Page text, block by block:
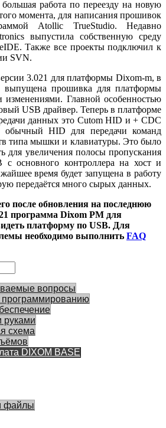
работа по переезду на новую
момента, для написания прошивок
Atollic TrueStudio. Недавно
выпустила собственную среду
Также все проекты подключил к
SVN.
3.021 для платформы Dixom-m, в
выпущена прошивка для платформы
Главной особенностью
USB драйвер. Теперь в платформе
данных это Cutom HID и + CDC
обычный HID для передачи команд
типа мышки и клавиатуры. Это было
для увеличения полосы пропускания
основного контроллера на хост и
время будет запущена в работу
передаётся много сырых данных.
после обновления на последнюю
программа Dixom PM для
платформу по USB. Для
необходимо выполнить FAQ
вопросы
программированию
руками
схема
DIXOM BASE
файлы